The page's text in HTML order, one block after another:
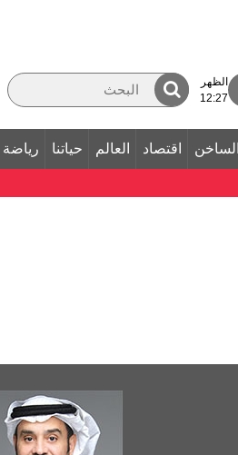
الظهر
12:27
اقتصاد العالم حياتنا رياضة